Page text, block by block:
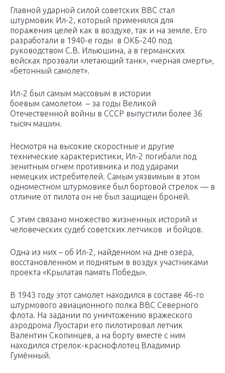
Главной ударной силой советских ВВС стал
штурмовик Ил-2, который применялся для
поражения целей как в воздухе, так и на земле. Его
разработали в 1940-е годы в ОКБ-240 под
руководством С.В. Ильюшина, а в германских
войсках прозвали «летающий танк», «черная смерть»,
«бетонный самолет».
Ил-2 был самым массовым в истории
боевым самолетом – за годы Великой
Отечественной войны в СССР выпустили более 36
тысяч машин.
Несмотря на высокие скоростные и другие
технические характеристики, Ил-2 погибали под
зенитным огнем противника и под ударами
немецких истребителей. Самым уязвимым в этом
одноместном штурмовике был бортовой стрелок — в
отличие от пилота он не был защищен броней.
С этим связано множество жизненных историй и
человеческих судеб советских летчиков и бойцов.
Одна из них – об Ил-2, найденном на дне озера,
восстановленном и поднятым в воздух участниками
проекта «Крылатая память Победы».
В 1943 году этот самолет находился в составе 46-го
штурмового авиационного полка ВВС Северного
флота. На задании по уничтожению вражеского
аэродрома Луостари его пилотировал летчик
Валентин Скопинцев, а на борту вместе с ним
находился стрелок-краснофлотец Владимир
Гумённый.